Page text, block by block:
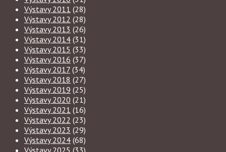
Výstavy 2011 (28)
Výstavy 2012 (28)
Výstavy 2013 (26)
Výstavy 2014 (31)
Výstavy 2015 (33)
Výstavy 2016 (37)
Výstavy 2017 (34)
Výstavy 2018 (27)
Výstavy 2019 (25)
Výstavy 2020 (21)
Výstavy 2021 (16)
Výstavy 2022 (23)
Výstavy 2023 (29)
Výstavy 2024 (68)
Výstavy 2025 (33)